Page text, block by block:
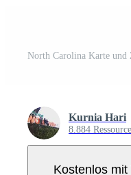
Kurnia Hari
8.884
Kostenlos mit